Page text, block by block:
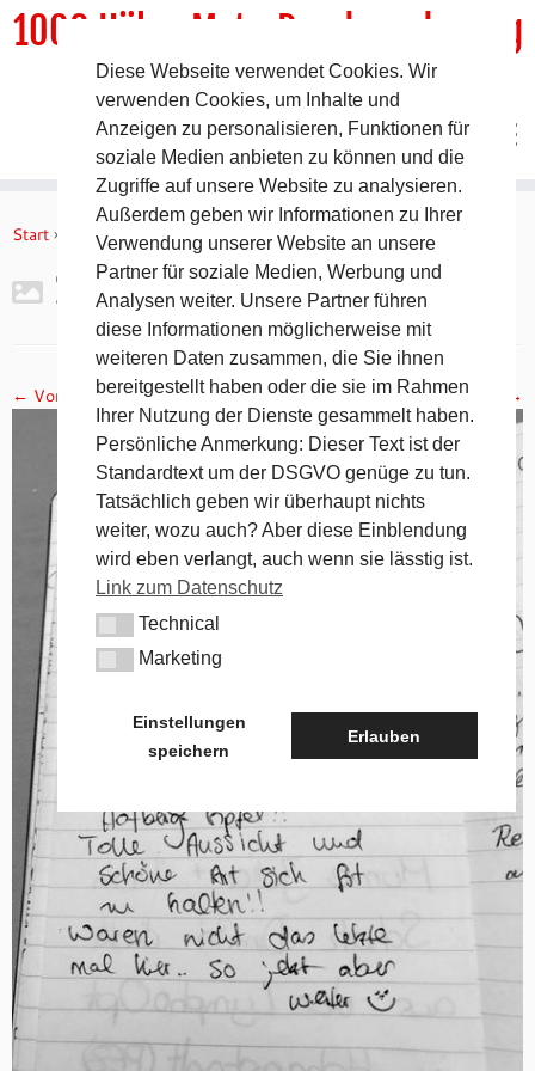
Inhalt
1000 HöhenMeterRundwanderweg
DER Rundwanderweg um Pommelsbrunn
Start » Gipfelbuch Ruine Lichtenstein » 2017-11-05 19.14.42
2017-11-05 19.14.42
← Vorheriges Nächstes →
Diese Webseite verwendet Cookies. Wir
verwenden Cookies, um Inhalte und
Anzeigen zu personalisieren, Funktionen für
soziale Medien anbieten zu können und die
Zugriffe auf unsere Website zu analysieren.
Außerdem geben wir Informationen zu Ihrer
Verwendung unserer Website an unsere
Partner für soziale Medien, Werbung und
Analysen weiter. Unsere Partner führen
diese Informationen möglicherweise mit
weiteren Daten zusammen, die Sie ihnen
bereitgestellt haben oder die sie im Rahmen
Ihrer Nutzung der Dienste gesammelt haben.
Persönliche Anmerkung: Dieser Text ist der
Standardtext um der DSGVO genüge zu tun.
Tatsächlich geben wir überhaupt nichts
weiter, wozu auch? Aber diese Einblendung
wird eben verlangt, auch wenn sie lässtig ist.
Link zum Datenschutz
TechnicalTechnical
MarketingMarketing
Einstellungen
speichern
Erlauben